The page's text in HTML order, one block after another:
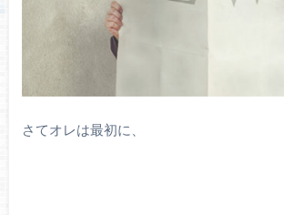
さてオレは最初に、